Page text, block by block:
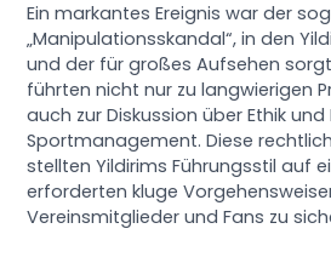
Ein markantes Ereignis war der
„Manipulationsskandal“, in den
und der für großes Aufsehen
führten nicht nur zu langwierigen
auch zur Diskussion über Ethik
Sportmanagement. Diese
stellten Yildirims Führungsstil auf
erforderten kluge
Vereinsmitglieder und Fans zu